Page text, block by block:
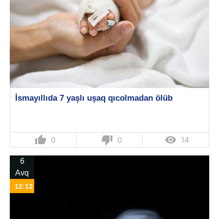
İsmayıllıda 7 yaşlı uşaq qıcolmadan ölüb
thumb_up 0 thumb_down 0  14
6
Avq
12:13